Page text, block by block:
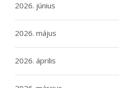
2026. június
2026. május
2026. április